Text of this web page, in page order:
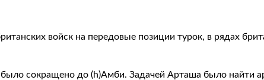
войск на передовые позиции турок, в рядах
сокращено до (h)Амби. Задачей Арташа было найти